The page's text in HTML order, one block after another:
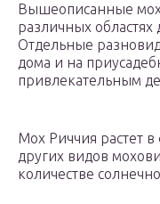
Вышеописанные
различных областях
Отдельные
дома и на
привлекательным
Мох Риччия растет
других видов
количестве